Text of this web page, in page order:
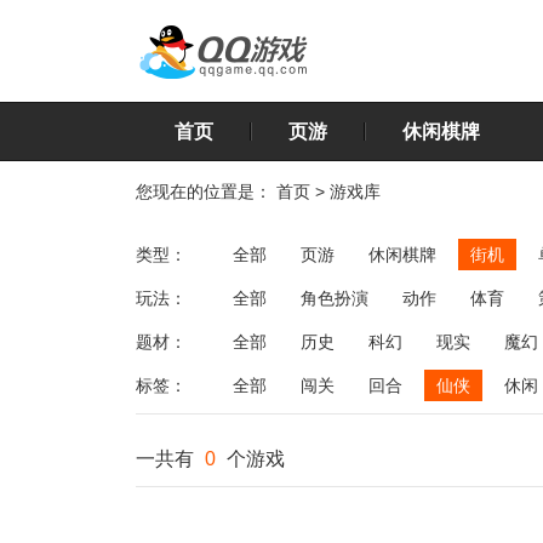
首页 页游 休闲棋牌
您现在的位置是： 首页 > 游戏库
类型： 全部 页游 休闲棋牌 街机
玩法： 全部 角色扮演 动作 体育
飞行
恋爱 第三人称射击 棋类
题材： 全部 历史 科幻 现实 魔幻
标签： 全部 闯关 回合 仙侠 休闲
一共有 0 个游戏